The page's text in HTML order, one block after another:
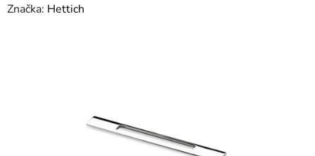
hodnocení
Značka: Hettich